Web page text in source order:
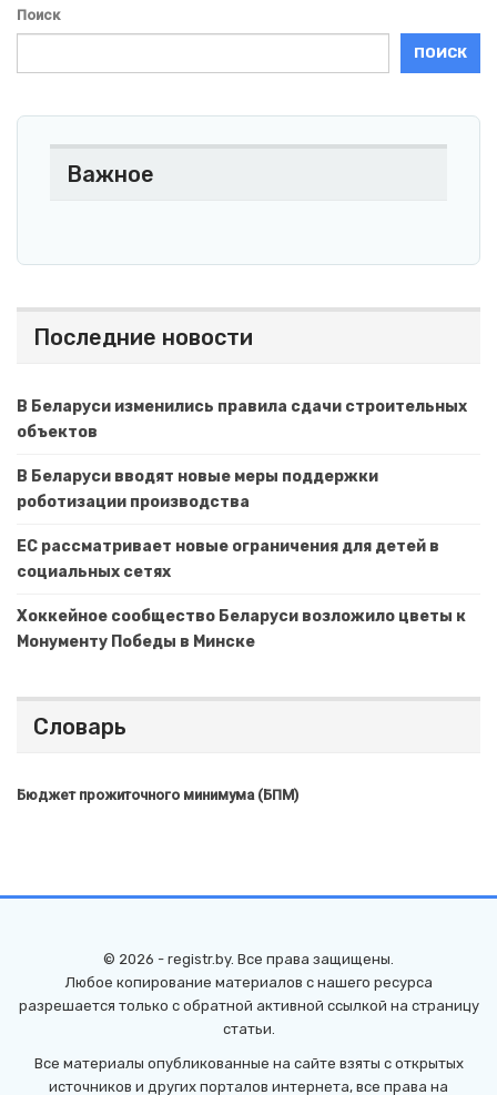
Поиск
ПОИСК
Важное
Последние новости
В Беларуси изменились правила сдачи строительных
объектов
В Беларуси вводят новые меры поддержки
роботизации производства
ЕС рассматривает новые ограничения для детей в
социальных сетях
Хоккейное сообщество Беларуси возложило цветы к
Монументу Победы в Минске
Словарь
Бюджет прожиточного минимума (БПМ)
© 2026 - registr.by. Все права защищены.
Любое копирование материалов с нашего ресурса
разрешается только с обратной активной ссылкой на страницу
статьи.
Все материалы опубликованные на сайте взяты с открытых
источников и других порталов интернета, все права на